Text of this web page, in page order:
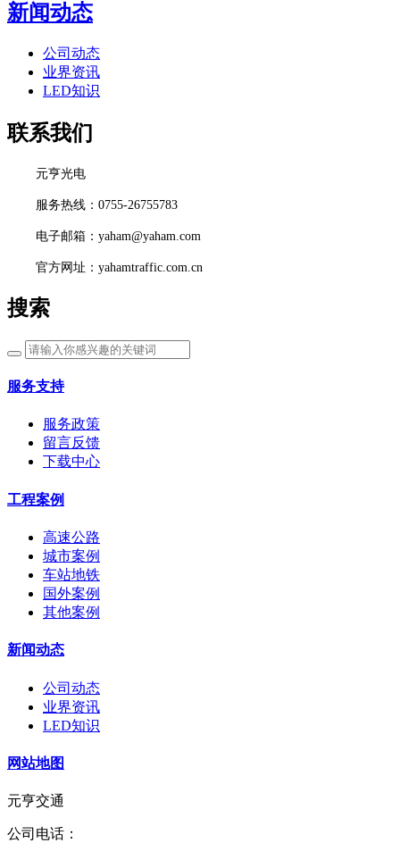
新闻动态
公司动态
业界资讯
LED知识
联系我们
元亨光电
服务热线：0755-26755783
电子邮箱：yaham@yaham.com
官方网址：yahamtraffic.com.cn
搜索
服务支持
服务政策
留言反馈
下载中心
工程案例
高速公路
城市案例
车站地铁
国外案例
其他案例
新闻动态
公司动态
业界资讯
LED知识
网站地图
元亨交通
公司电话：